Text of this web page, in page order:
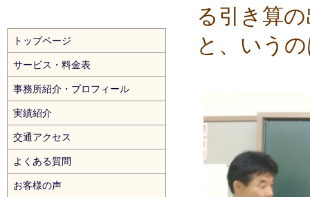
トップページ
サービス・料金表
事務所紹介・プロフィール
実績紹介
交通アクセス
よくある質問
お客様の声
る引き算
と、いう